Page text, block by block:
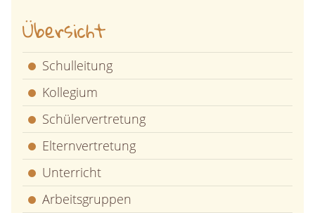
Übersicht
Schulleitung
Kollegium
Schülervertretung
Elternvertretung
Unterricht
Arbeitsgruppen